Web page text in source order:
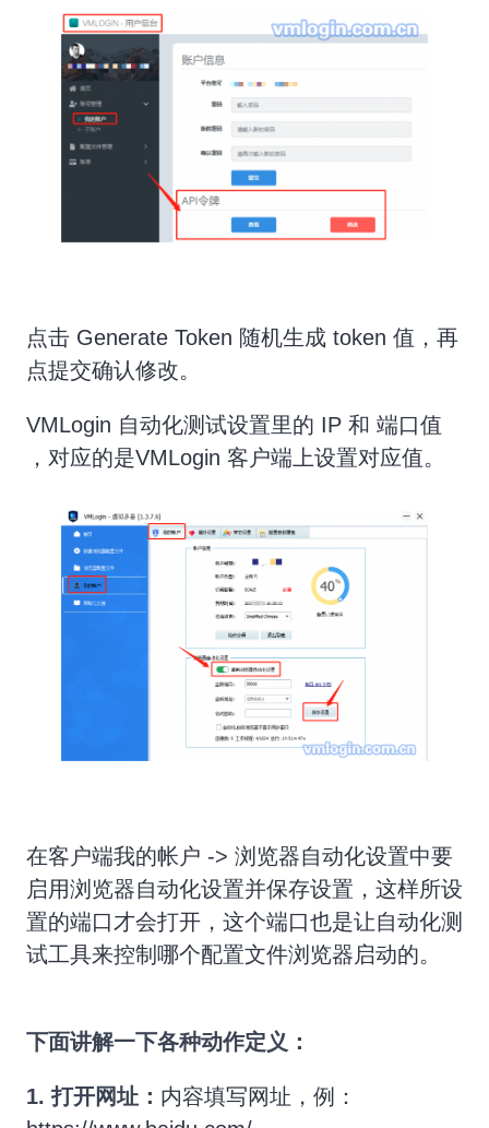
点击 Generate Token 随机生成 token 值，再
点提交确认修改。
VMLogin 自动化测试设置里的 IP 和 端口值
，对应的是VMLogin 客户端上设置对应值。
在客户端我的帐户 -> 浏览器自动化设置中要
启用浏览器自动化设置并保存设置，这样所设
置的端口才会打开，这个端口也是让自动化测
试工具来控制哪个配置文件浏览器启动的。
下面讲解一下各种动作定义：
1. 打开网址： 内容填写网址，例：